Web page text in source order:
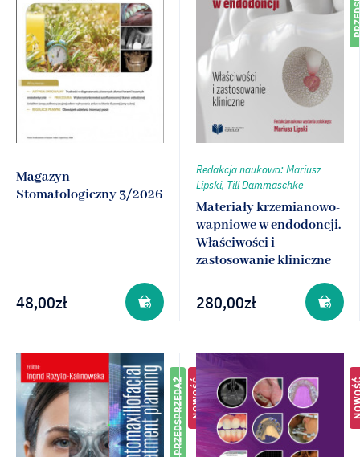
Magazyn
Stomatologiczny 3/2026
48,00zł
Redakcja naukowa: Mariusz
Lipski, Till Dammaschke
Materiały krzemianowo-
wapniowe w endodoncji.
Właściwości i
zastosowanie kliniczne
280,00zł
PRZEDSPRZEDAŻNOWOŚĆ